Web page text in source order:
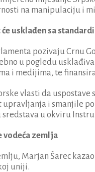
na manipulaciju i
usklađen sa
pozivaju Crnu
u pogledu
i medijima, te
vlasti da
upravljanja i smanjile
u okviru
vodeća zemlja
Marjan Šarec
uniji.